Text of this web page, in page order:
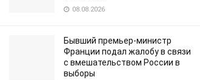
08.08.2026
Бывший премьер-министр
Франции подал жалобу в связи
с вмешательством России в
выборы